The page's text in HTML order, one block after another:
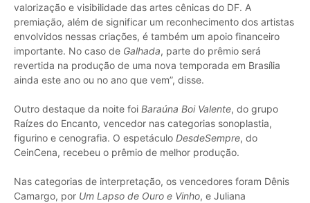
valorização e visibilidade das artes cênicas do DF. A
premiação, além de significar um reconhecimento dos artistas
envolvidos nessas criações, é também um apoio financeiro
importante. No caso de Galhada, parte do prêmio será
revertida na produção de uma nova temporada em Brasília
ainda este ano ou no ano que vem”, disse.
Outro destaque da noite foi Baraúna Boi Valente, do grupo
Raízes do Encanto, vencedor nas categorias sonoplastia,
figurino e cenografia. O espetáculo DesdeSempre, do
CeinCena, recebeu o prêmio de melhor produção.
Nas categorias de interpretação, os vencedores foram Dênis
Camargo, por Um Lapso de Ouro e Vinho, e Juliana